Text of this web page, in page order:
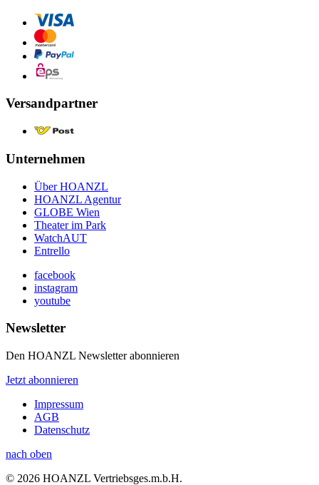
Versandpartner
Unternehmen
Über HOANZL
HOANZL Agentur
GLOBE Wien
Theater im Park
WatchAUT
Entrello
facebook
instagram
youtube
Newsletter
Den HOANZL Newsletter abonnieren
Jetzt abonnieren
Impressum
AGB
Datenschutz
nach oben
© 2026 HOANZL Vertriebsges.m.b.H.